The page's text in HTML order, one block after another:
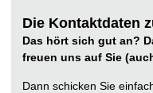
Die Kontaktdaten
Das hört sich gut an?
freuen uns auf Sie
Dann schicken Sie